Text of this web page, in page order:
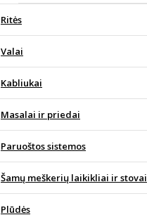
Ritės
Valai
Kabliukai
Masalai ir priedai
Paruoštos sistemos
Šamų meškerių laikikliai ir stovai
Plūdės